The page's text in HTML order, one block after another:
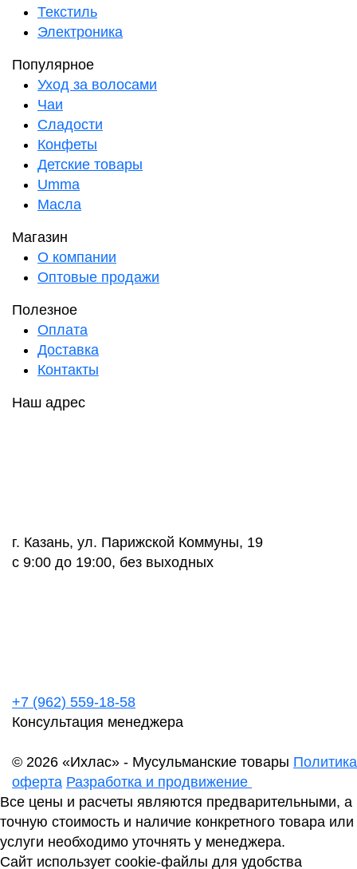
Текстиль
Электроника
Популярное
Уход за волосами
Чаи
Сладости
Конфеты
Детские товары
Umma
Масла
Магазин
О компании
Оптовые продажи
Полезное
Оплата
Доставка
Контакты
Наш адрес
г. Казань, ул. Парижской Коммуны, 19
с 9:00 до 19:00, без выходных
+7 (962) 559-18-58
Консультация менеджера
© 2026 «Ихлас» - Мусульманские товары
оферта Разработка и продвижение
Все цены и расчеты являются предварительными, а
точную стоимость и наличие конкретного товара или
услуги необходимо уточнять у менеджера.
Сайт использует cookie-файлы для удобства